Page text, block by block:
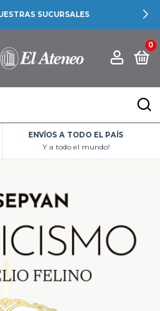
SUCURSALES
0
ENVÍOS A TODO EL PAÍS
Y a todo el mundo!